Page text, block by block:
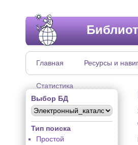
Главная Ресурсы и
Статистика
Выбор БД
Тип поиска
Простой